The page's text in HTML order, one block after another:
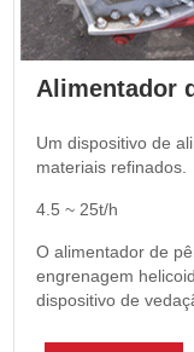
Alimentador
Um dispositivo de
materiais refinados.
4.5 ~ 25t/h
O alimentador de
engrenagem
dispositivo de